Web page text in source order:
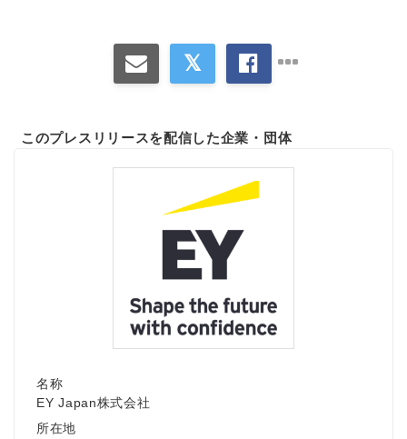
このプレスリリースを配信した企業・団体
名称
EY Japan株式会社
所在地